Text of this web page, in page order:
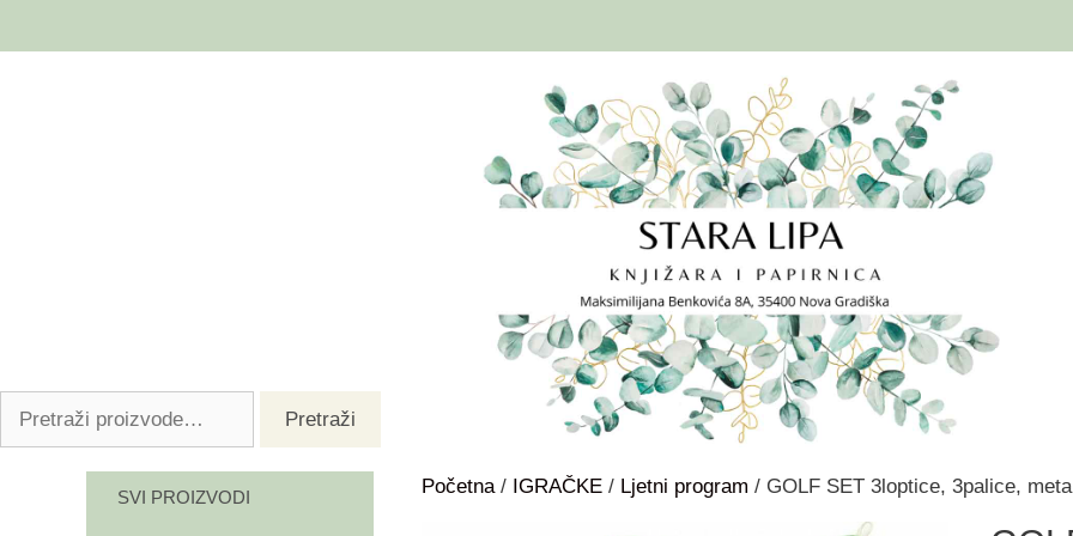
Pretraži
Početna/ IGRAČKE / Ljetni program / GOLF SET 3loptice, 3palice, meta
SVI PROIZVODI